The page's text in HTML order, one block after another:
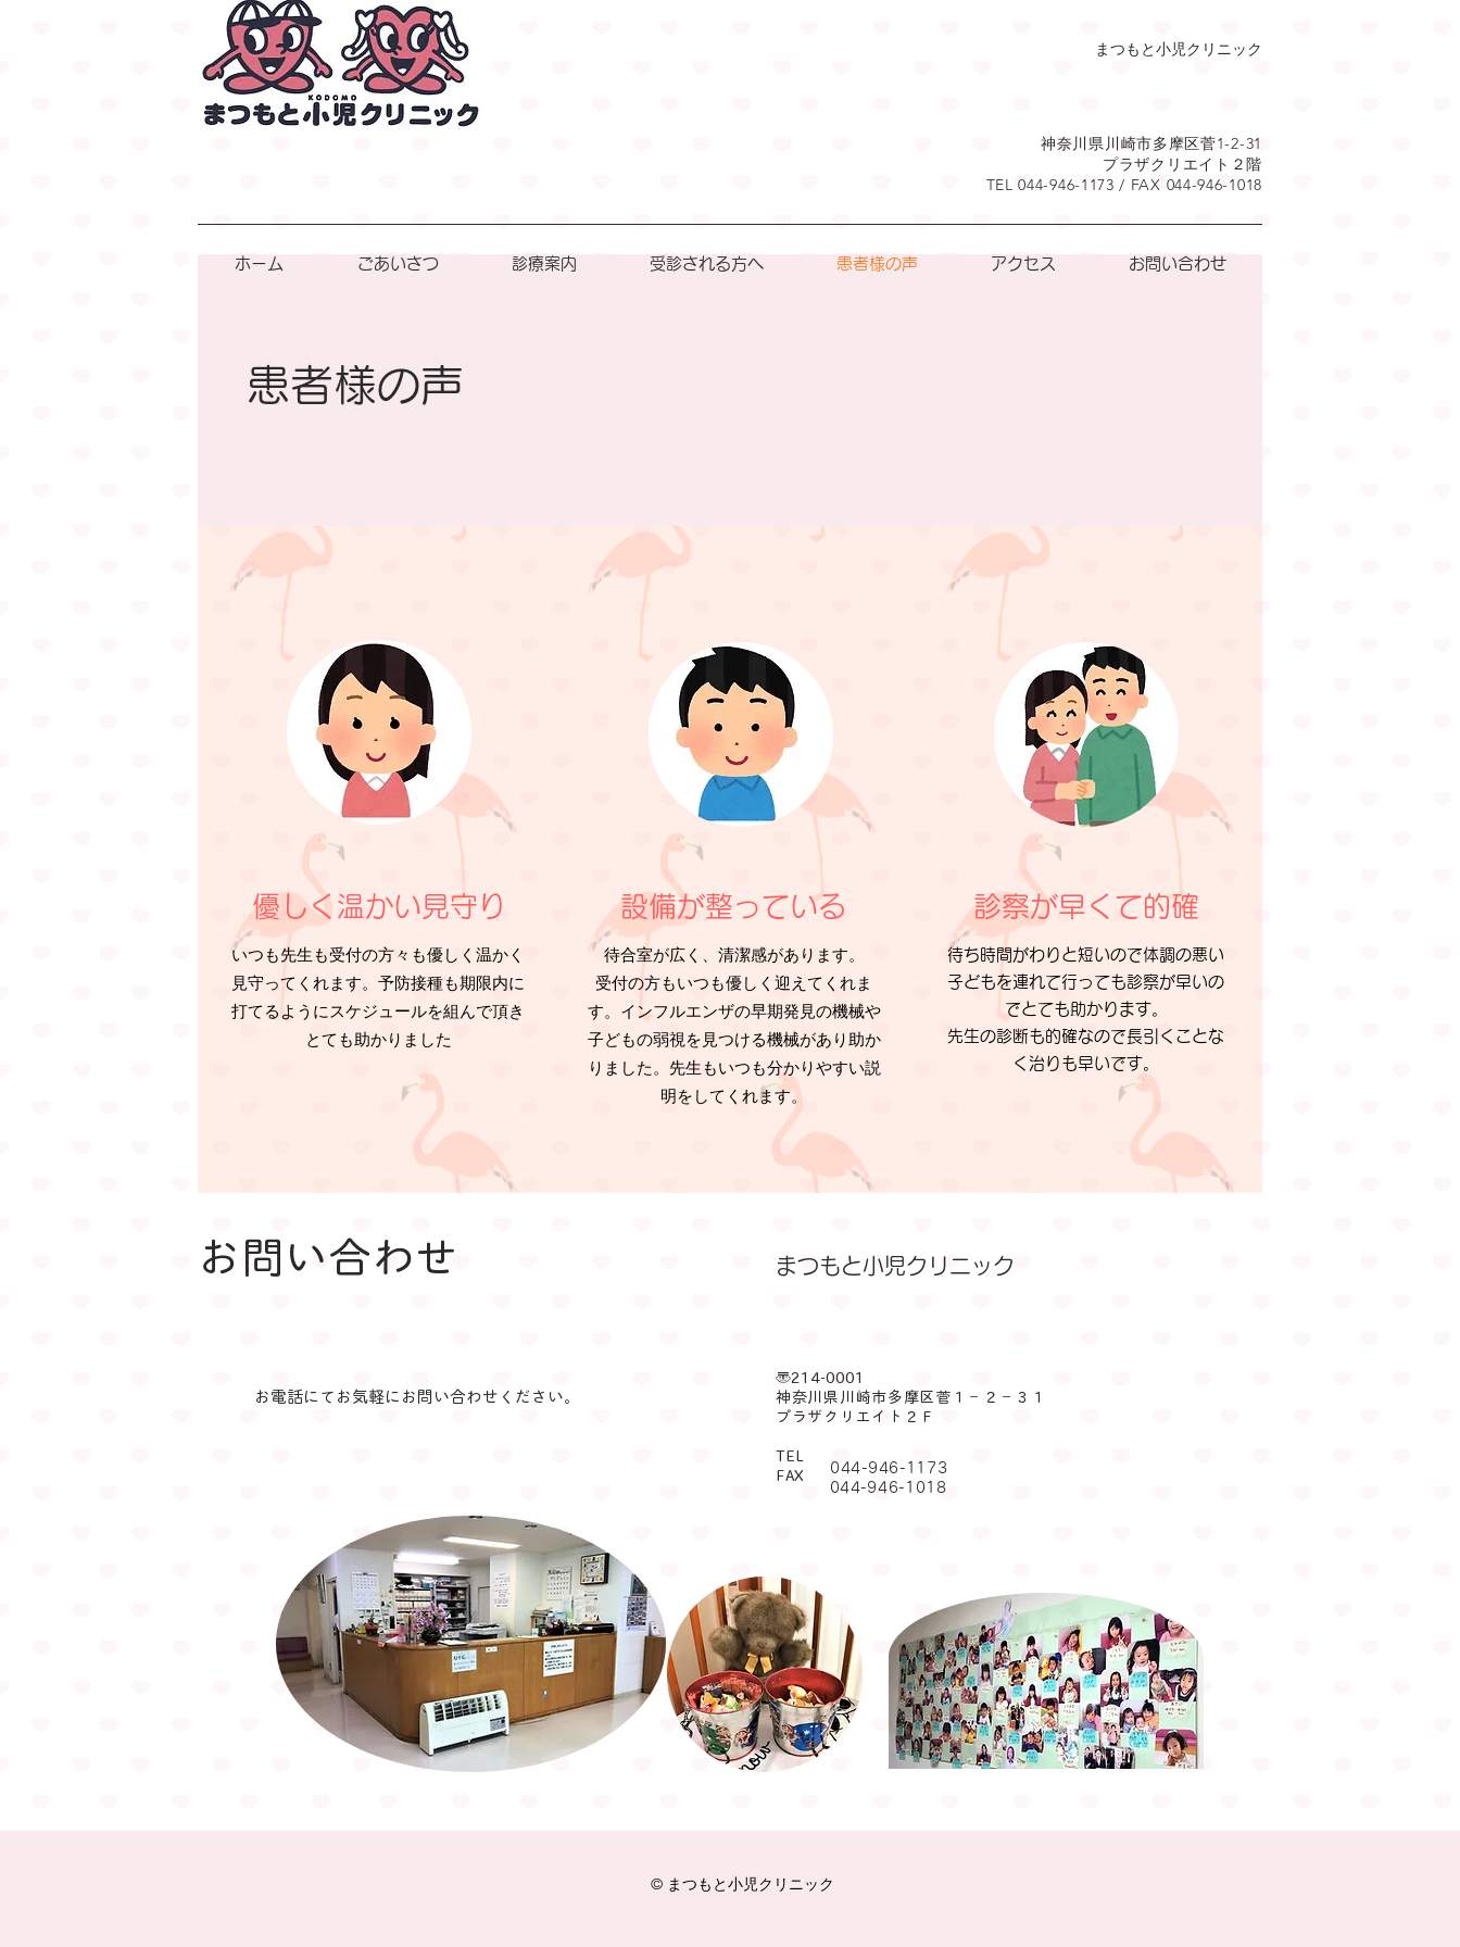
まつもと小児クリニック
神奈川県川崎市多摩区菅1-2-31
プラザクリエイト２階
TEL 044-946-1173 / FAX 044-946-1018
ホーム ごあいさつ 診療案内 受診される方へ 患者様の声 アクセス お問い合わせ
患者様の声
優しく温かい見守り
いつも先生も受付の方々も優しく温かく
見守ってくれます。予防接種も期限内に
打てるようにスケジュールを組んで頂き
とても助かりました
設備が整っている
待合室が広く、清潔感があります。
受付の方もいつも優しく迎えてくれま
す。インフルエンザの早期発見の機械や
子どもの弱視を見つける機械があり助か
りました。先生もいつも分かりやすい説
明をしてくれます。
​診察が早くて的確
待ち時間がわりと短いので体調の悪い
子どもを連れて行っても診察が早いの
でとても助かります。
先生の診断も的確なので長引くことな
く治りも早いです。
​まつもと小児クリニック
お問い合わせ
お電話にてお気軽にお問い合わせください。
〒214-0001
神奈川県川崎市多摩区菅１－２－３１
プラザクリエイト２Ｆ
TEL
FAX
044-946-1173
044-946-1018
© まつもと小児クリニック